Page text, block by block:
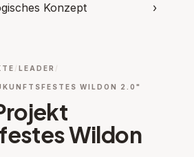
Konzept ›
LEADER
WILDON 2.0"
Wildon